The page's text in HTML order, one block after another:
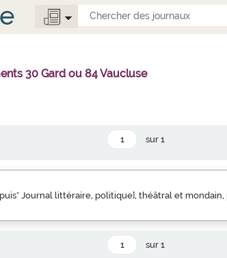
30 Gard ou 84 Vaucluse
sur 1
Journal littéraire, politique], théâtral et mondain,
sur 1